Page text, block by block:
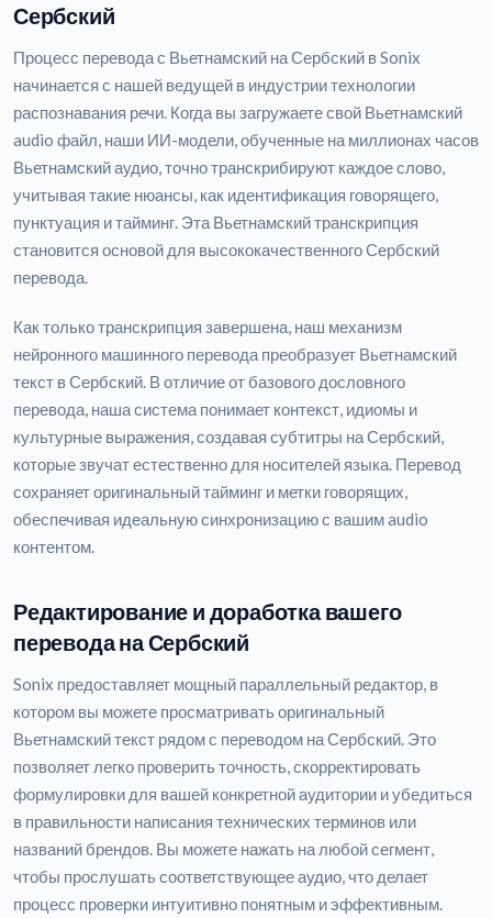
Сербский
Процесс перевода с Вьетнамский на Сербский в Sonix
начинается с нашей ведущей в индустрии технологии
распознавания речи. Когда вы загружаете свой Вьетнамский
audio файл, наши ИИ-модели, обученные на миллионах часов
Вьетнамский аудио, точно транскрибируют каждое слово,
учитывая такие нюансы, как идентификация говорящего,
пунктуация и тайминг. Эта Вьетнамский транскрипция
становится основой для высококачественного Сербский
перевода.
Как только транскрипция завершена, наш механизм
нейронного машинного перевода преобразует Вьетнамский
текст в Сербский. В отличие от базового дословного
перевода, наша система понимает контекст, идиомы и
культурные выражения, создавая субтитры на Сербский,
которые звучат естественно для носителей языка. Перевод
сохраняет оригинальный тайминг и метки говорящих,
обеспечивая идеальную синхронизацию с вашим audio
контентом.
Редактирование и доработка вашего
перевода на Сербский
Sonix предоставляет мощный параллельный редактор, в
котором вы можете просматривать оригинальный
Вьетнамский текст рядом с переводом на Сербский. Это
позволяет легко проверить точность, скорректировать
формулировки для вашей конкретной аудитории и убедиться
в правильности написания технических терминов или
названий брендов. Вы можете нажать на любой сегмент,
чтобы прослушать соответствующее аудио, что делает
процесс проверки интуитивно понятным и эффективным.